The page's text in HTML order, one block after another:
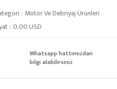
Motor Ve Debriyaj Ürünleri
0,00 USD
Whatsapp hattımızdan
bilgi alabilirsiniz